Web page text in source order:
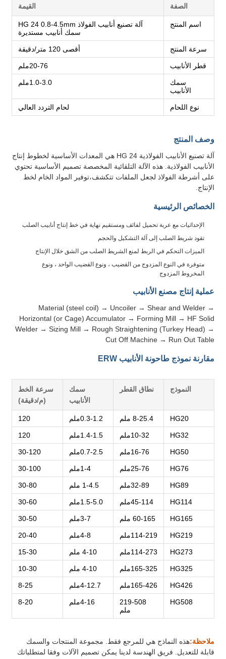
الصفة القيمة
اسم المنتج
آلة تصنيع أنابيب الفولاذ HG 24 0.8-4.5mm
سمك أنابيب مستديرة
سرعة المنتج أقصى 120 متر/دقيقة
قطر الأنابيب 20-76ملم
سمك
الأنابيب
1.0-3.0ملم
نوع اللحام لحام التردد العالي
وصف المنتج
آلة تصنيع الأنابيب الفولاذية HG 24 هي المعدات الأساسية لخطوط إنتاج
الأنابيب الفولاذية. هذه الآلة التلقائية المخصصة تصميم الأساسية تحتوي
على أشرطة الفولاذ لجعل الملفات تتكشف،توفير المواد الخام لخط
الإنتاج.
الخصائص الرئيسية
الإحداثيات مع عربة تحميل لفائف ومستقيم نهاية في خط إنتاج أنابيب الصلب
تقود شريط الصلب إلى آلة التشكيل والحجم
الميزات التحكم في الربط لمنع الشريط الصلب من الشق خلال الإنتاج
متوفرة في النوع المزدوج من القضيب ، ونوع القضيب الواحد ، ونوع
المخروط المزدوج
عملية إنتاج مصنع الأنابيب
Material (steel coil) → Uncoiler → Shear and Welder →
Horizontal (or Cage) Accumulator → Forming Mill → HF Solid
Welder → Sizing Mill → Rough Straightening (Turkey Head) →
Cut Off Machine → Run Out Table
مقارنة نموذج طاحونة الأنابيب ERW
النموذج نطاق القطر
سمك
الأنابيب
سرعة الخط
(م/دقيقة)
HG20 8-25.4 ملم 0.3-1.2ملم 120
HG32 10-32ملم 1.4-1.5ملم 120
HG50 16-76ملم 0.7-2.5ملم 30-120
HG76 25-76ملم 1-4ملم 30-100
HG89 32-89ملم 1-4.5 ملم 30-80
HG114 45-114ملم 1.5-5.0ملم 30-60
HG165 60-165 ملم 3-7ملم 30-50
HG219 114-219ملم 4-8ملم 20-40
HG273 114-273ملم 4-10 ملم 15-30
HG325 165-325ملم 4-10 ملم 10-30
HG426 165-426ملم 4-12.7ملم 8-25
HG508
219-508
ملم
4-16ملم 8-20
ملاحظة:هذه النماذج هي للمرجع فقط. مجموعة المنتجات والسمك
قابلة للتعديل. فريق الهندسة لدينا يمكن تصميم الآلات وفقا لمتطلباتك